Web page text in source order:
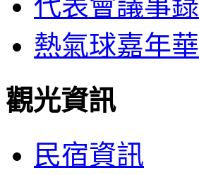
代表會議事錄
熱氣球嘉年華
觀光資訊
民宿資訊